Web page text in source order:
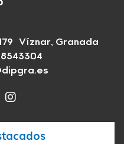
Víznar, Granada